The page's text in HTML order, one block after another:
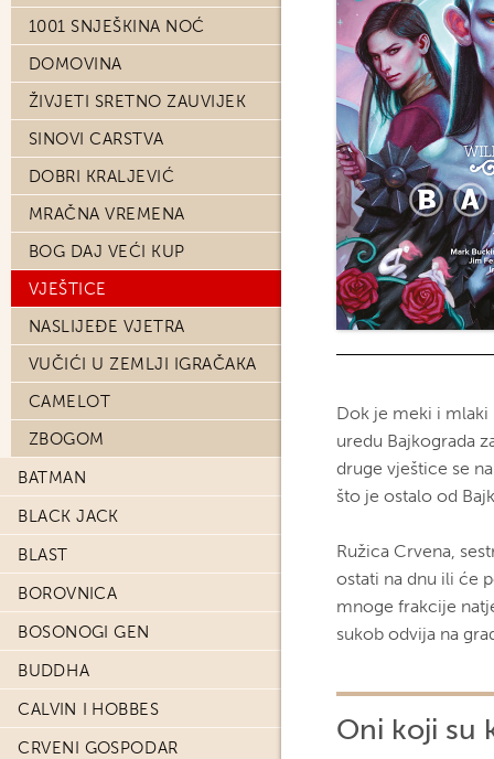
1001 SNJEŠKINA NOĆ
DOMOVINA
ŽIVJETI SRETNO ZAUVIJEK
SINOVI CARSTVA
DOBRI KRALJEVIĆ
MRAČNA VREMENA
BOG DAJ VEĆI KUP
VJEŠTICE
NASLIJEĐE VJETRA
VUČIĆI U ZEMLJI IGRAČAKA
CAMELOT
ZBOGOM
BATMAN
BLACK JACK
BLAST
BOROVNICA
BOSONOGI GEN
BUDDHA
CALVIN I HOBBES
CRVENI GOSPODAR
Dok je meki i
uredu Bajkograda
druge vještice se
što je ostalo od
Ružica Crvena,
ostati na dnu ili će
mnoge frakcije
sukob odvija na
Oni koji su